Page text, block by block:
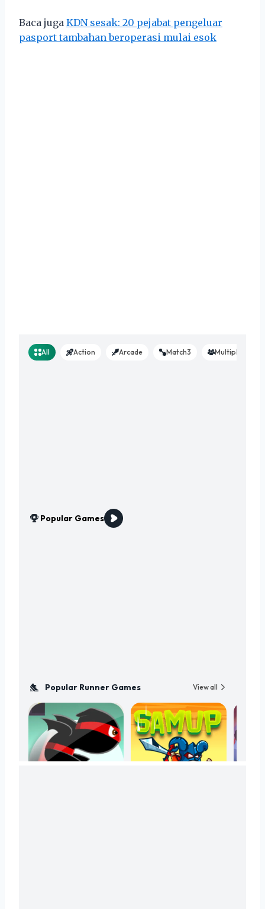
Baca juga KDN sesak: 20 pejabat pengeluar
pasport tambahan beroperasi mulai esok